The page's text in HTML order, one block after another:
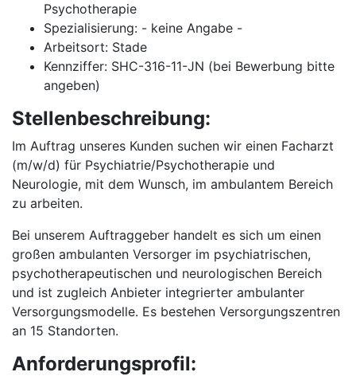
Psychotherapie
Spezialisierung: - keine Angabe -
Arbeitsort: Stade
Kennziffer: SHC-316-11-JN (bei Bewerbung bitte
angeben)
Stellenbeschreibung:
Im Auftrag unseres Kunden suchen wir einen Facharzt
(m/w/d) für Psychiatrie/Psychotherapie und
Neurologie, mit dem Wunsch, im ambulantem Bereich
zu arbeiten.
Bei unserem Auftraggeber handelt es sich um einen
großen ambulanten Versorger im psychiatrischen,
psychotherapeutischen und neurologischen Bereich
und ist zugleich Anbieter integrierter ambulanter
Versorgungsmodelle. Es bestehen Versorgungszentren
an 15 Standorten.
Anforderungsprofil: